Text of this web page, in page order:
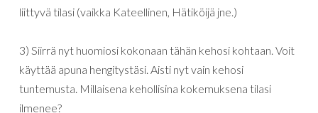
liittyvä tilasi (vaikka Kateellinen, Hätiköijä jne.)
3) Siirrä nyt huomiosi kokonaan tähän kehosi kohtaan. Voit
käyttää apuna hengitystäsi. Aisti nyt vain kehosi
tuntemusta. Millaisena kehollisina kokemuksena tilasi
ilmenee?